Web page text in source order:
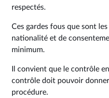
respectés.
Ces gardes fous que sont
nationalité et de
minimum.
Il convient que le contrôle
contrôle doit pouvoir
procédure.